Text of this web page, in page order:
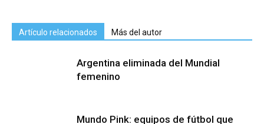
Artículo relacionados Más del autor
Argentina eliminada del Mundial
femenino
Mundo Pink: equipos de fútbol que